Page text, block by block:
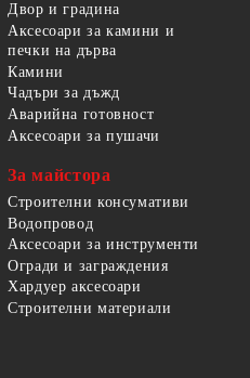
Двор и градина
Аксесоари за камини и
печки на дърва
Камини
Чадъри за дъжд
Аварийна готовност
Аксесоари за пушачи
За майстора
Строителни консумативи
Водопровод
Аксесоари за инструменти
Огради и заграждения
Хардуер аксесоари
Строителни материали